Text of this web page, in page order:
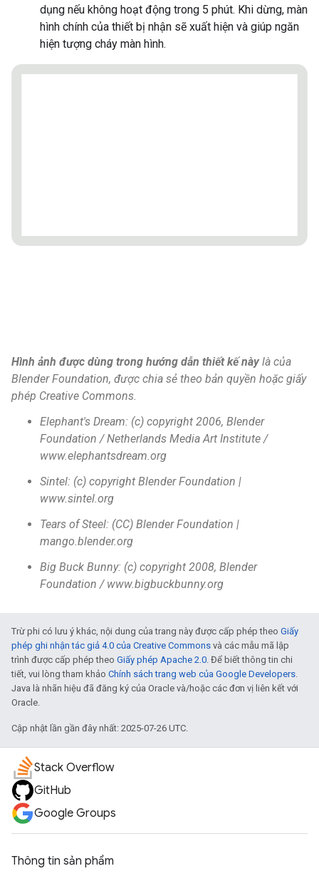
dụng nếu không hoạt động trong 5 phút. Khi dừng, màn
hình chính của thiết bị nhận sẽ xuất hiện và giúp ngăn
hiện tượng cháy màn hình.
Hình ảnh được dùng trong hướng dẫn thiết kế nàylà của
Blender Foundation, được chia sẻ theo bản quyền hoặc giấy
phép Creative Commons.
Elephant's Dream: (c) copyright 2006, Blender
Foundation / Netherlands Media Art Institute /
www.elephantsdream.org
Sintel: (c) copyright Blender Foundation |
www.sintel.org
Tears of Steel: (CC) Blender Foundation |
mango.blender.org
Big Buck Bunny: (c) copyright 2008, Blender
Foundation / www.bigbuckbunny.org
Trừ phi có lưu ý khác, nội dung của trang này được cấp phép theo Giấy
phép ghi nhận tác giả 4.0 của Creative Commons và các mẫu mã lập
trình được cấp phép theo Giấy phép Apache 2.0. Để biết thông tin chi
tiết, vui lòng tham khảo Chính sách trang web của Google Developers.
Java là nhãn hiệu đã đăng ký của Oracle và/hoặc các đơn vị liên kết với
Oracle.
Cập nhật lần gần đây nhất: 2025-07-26 UTC.
Stack Overflow
GitHub
Google Groups
Thông tin sản phẩm